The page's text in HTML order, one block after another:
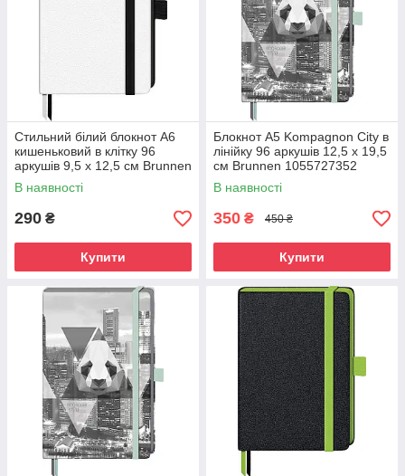
Стильний білий блокнот A6
кишеньковий в клітку 96
аркушів 9,5 х 12,5 см Brunnen
В наявності
290 ₴
Купити
Блокнот А5 Kompagnon City в
лінійку 96 аркушів 12,5 х 19,5
см Brunnen 1055727352
В наявності
350 ₴ 450 ₴
Купити